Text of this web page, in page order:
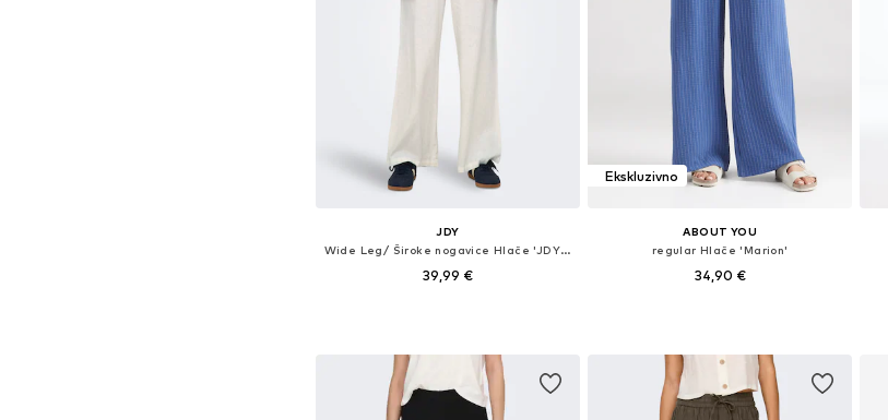
JDY
Wide Leg/ Široke nogavice Hlače 'JDYSay'
39,99 €
Ekskluzivno
ABOUT YOU
regular Hlače 'Marion'
34,90 €